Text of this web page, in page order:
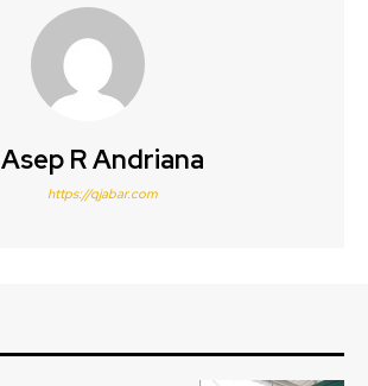
Asep R Andriana
https://qjabar.com